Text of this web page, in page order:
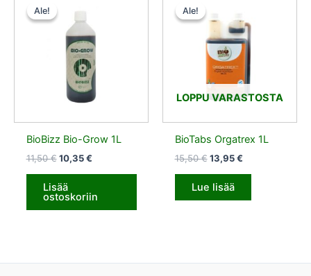
Ale!
Ale!
BioBizz Bio-Grow 1L
11,50€
11,50 €.
10,35€
10,35 €.
Lisää
ostoskoriin
Ale!
LOPPU VARASTOSTA
Ale!
BioTabs Orgatrex 1L
15,50€
oli:
15,50 €.
13,95€
13,95 €.
Lue lisää